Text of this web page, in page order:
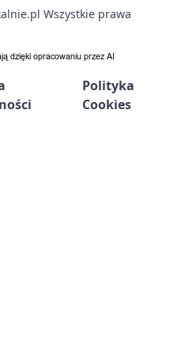
Wszystkie prawa
Polityka
Cookies